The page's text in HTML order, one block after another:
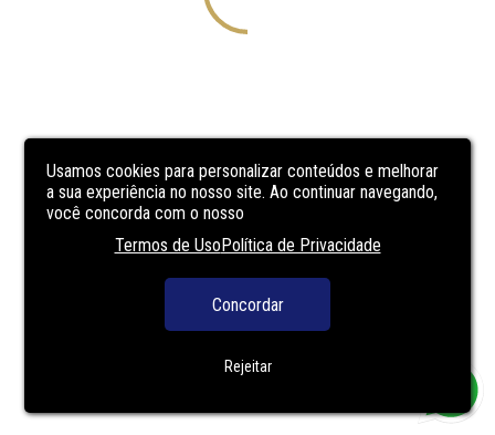
Usamos cookies para personalizar conteúdos e melhorar
a sua experiência no nosso site. Ao continuar navegando,
você concorda com o nosso
Termos de UsoPolítica de Privacidade
Concordar
Rejeitar